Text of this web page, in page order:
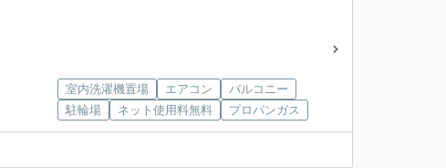
室内洗濯機置場 エアコン
バルコニー
駐輪場
ネット使用料無料 プロパンガス